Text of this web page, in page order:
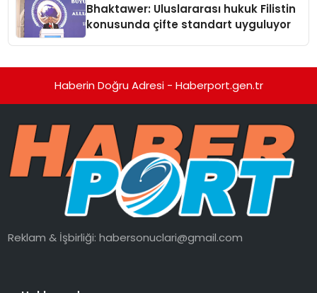
Bhaktawer: Uluslararası hukuk Filistin
konusunda çifte standart uyguluyor
Haberin Doğru Adresi - Haberport.gen.tr
Reklam & İşbirliği:habersonuclari@gmail.com